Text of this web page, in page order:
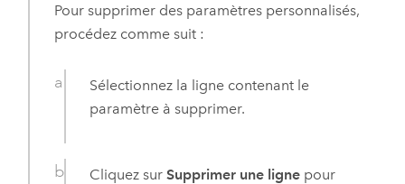
Pour supprimer des paramètres personnalisés,
procédez comme suit :
Sélectionnez la ligne contenant le
paramètre à supprimer.
Cliquez surSupprimer une ligne pour